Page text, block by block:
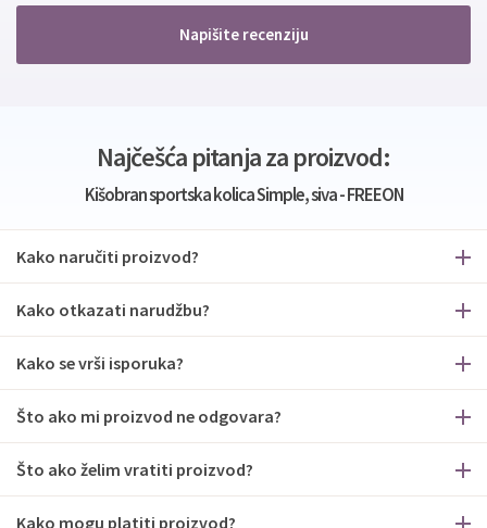
Napišite recenziju
Najčešća pitanja za proizvod:
Kišobran sportska kolica Simple, siva - FREEON
Kako naručiti proizvod?
Kako otkazati narudžbu?
Kako se vrši isporuka?
Što ako mi proizvod ne odgovara?
Što ako želim vratiti proizvod?
Kako mogu platiti proizvod?